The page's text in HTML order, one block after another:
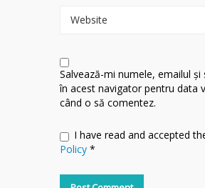
Website
Salvează-mi numele, emailul și
în acest navigator pentru data
când o să comentez.
I have read and accepted
Policy *